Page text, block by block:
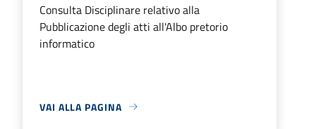
Consulta Disciplinare relativo alla
Pubblicazione degli atti all'Albo pretorio
informatico
VAI ALLA PAGINA